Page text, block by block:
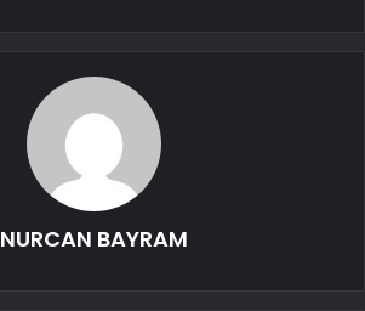
NURCAN BAYRAM